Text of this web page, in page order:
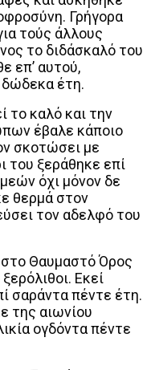
Γρήγορα
τούς άλλους
το διδάσκαλό του
επ’ αυτού,
δώδεκα έτη.
το καλό και την
έβαλε κάποιο
σκοτώσει με
του ξεράθηκε επί
όχι μόνον δε
θερμά στον
τον αδελφό του
Θαυμαστό Όρος
Εκεί
σαράντα πέντε έτη.
της αιωνίου
ογδόντα πέντε